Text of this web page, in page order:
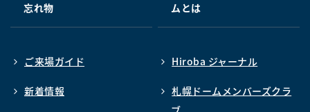
忘れ物
ムとは
ご来場ガイド Hiroba ジャーナル
新着情報
札幌ドームメンバーズクラ